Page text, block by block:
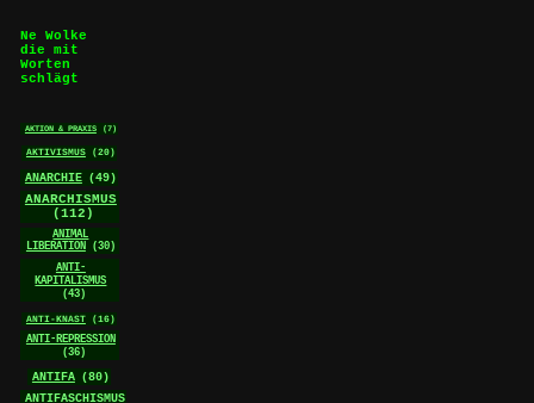
Ne Wolke
die mit
Worten
schlägt
AKTION & PRAXIS (7)
AKTIVISMUS (20)
ANARCHIE (49)
ANARCHISMUS
(112)
ANIMAL
LIBERATION
(30)
ANTI-
KAPITALISMUS
(43)
ANTI-KNAST (16)
ANTI-REPRESSION
(36)
ANTIFA (80)
ANTIFASCHISMUS